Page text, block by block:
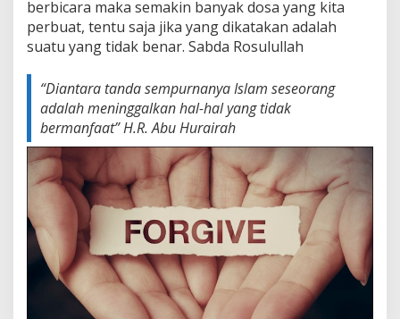
berbicara maka semakin banyak dosa yang kita
perbuat, tentu saja jika yang dikatakan adalah
suatu yang tidak benar. Sabda Rosulullah
“Diantara tanda sempurnanya Islam seseorang
adalah meninggalkan hal-hal yang tidak
bermanfaat”H.R. Abu Hurairah